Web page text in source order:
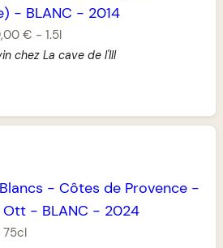
- BLANC - 2014
€ - 1.5l
chez La cave de l'Ill
- Côtes de Provence -
Ott - BLANC - 2024
75cl